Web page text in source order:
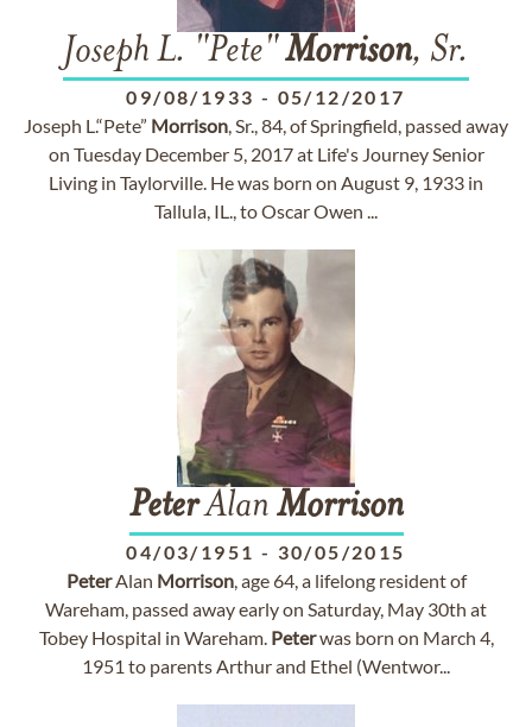
Joseph L. "Pete"Morrison, Sr.
09/08/1933 - 05/12/2017
Joseph L.“Pete” Morrison, Sr., 84, of Springfield, passed away
on Tuesday December 5, 2017 at Life's Journey Senior
Living in Taylorville. He was born on August 9, 1933 in
Tallula, IL., to Oscar Owen ...
PeterAlan Morrison
04/03/1951 - 30/05/2015
PeterAlan Morrison, age 64, a lifelong resident of
Wareham, passed away early on Saturday, May 30th at
Tobey Hospital in Wareham. Peterwas born on March 4,
1951 to parents Arthur and Ethel (Wentwor...